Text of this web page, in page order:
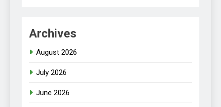
Archives
August 2026
July 2026
June 2026